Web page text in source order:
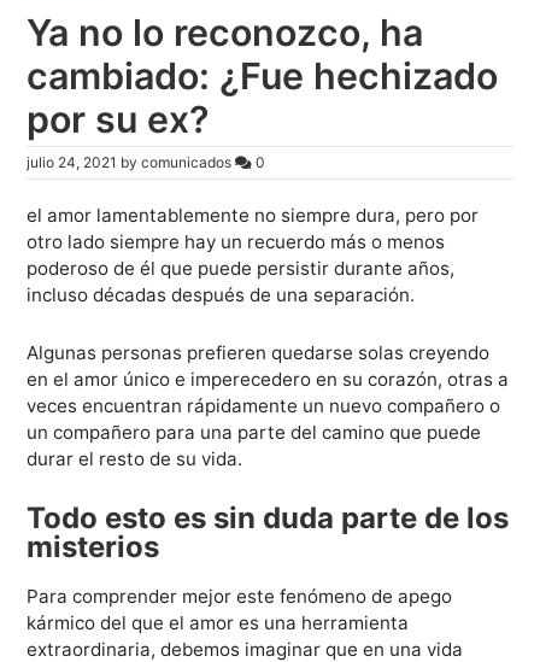
Ya no lo reconozco, ha
cambiado: ¿Fue hechizado
por su ex?
julio 24, 2021 bycomunicados 0
el amor lamentablemente no siempre dura, pero por
otro lado siempre hay un recuerdo más o menos
poderoso de él que puede persistir durante años,
incluso décadas después de una separación.
Algunas personas prefieren quedarse solas creyendo
en el amor único e imperecedero en su corazón, otras a
veces encuentran rápidamente un nuevo compañero o
un compañero para una parte del camino que puede
durar el resto de su vida.
Todo esto es sin duda parte de los
misterios
Para comprender mejor este fenómeno de apego
kármico del que el amor es una herramienta
extraordinaria, debemos imaginar que en una vida